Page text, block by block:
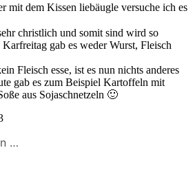
mit dem Kissen liebäugle versuche ich es
christlich und somit sind wird so
gab es weder Wurst, Fleisch
Fleisch esse, ist es nun nichts anderes
gab es zum Beispiel Kartoffeln mit
aus Sojaschnetzeln 🙂
…